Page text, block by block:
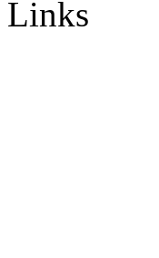
Links